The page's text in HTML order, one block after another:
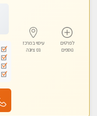
לפרטים
נוספים
עיסוי במרכז
נס ציונה